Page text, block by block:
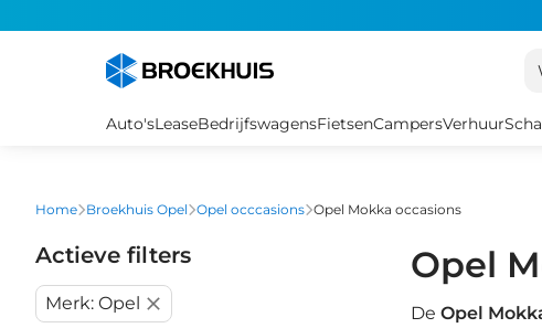
Auto'sLeaseBedrijfswagensFietsenCampersVerhuur
Home Broekhuis Opel Opel occcasions Opel Mokka occasions
Actieve filters
Merk: Opel
Opel
De Opel